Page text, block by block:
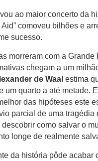
ao maior concerto da
comoveu bilhões e
sucesso.
morreram com a Grande
chegam a um
de Waal estima
um quarto a até metade.
das hipóteses este
parcial de uma tragédia
como salvar o
longe de realmente
da história pôde acabar